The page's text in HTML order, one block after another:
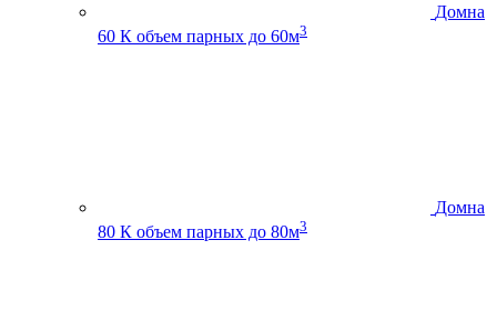
Домна
60 К объем парных до 60м3
Домна
80 К объем парных до 80м3